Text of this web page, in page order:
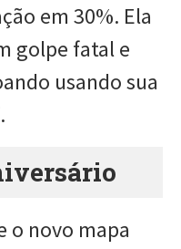
em 30%. Ela
golpe fatal e
usando sua
.
o novo mapa